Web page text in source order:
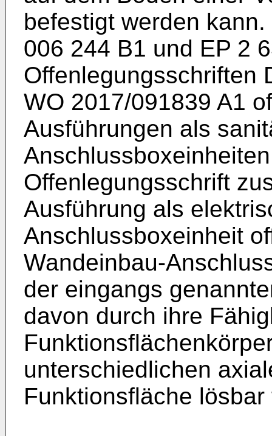
befestigt werden
006 244 B1 und EP 2
Offenlegungsschriften
WO 2017/091839 A1
Ausführungen als
Offenlegungsschrift
Ausführung als
Anschlussboxeinheit
Wandeinbau-
der eingangs
davon durch ihre
unterschiedlichen
Funktionsfläche